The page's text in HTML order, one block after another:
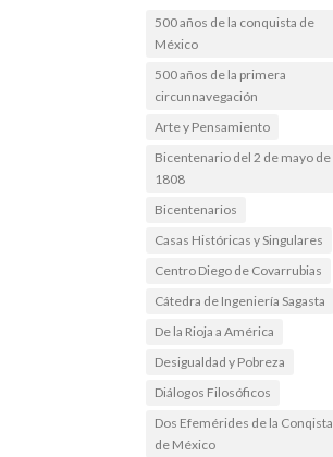
500 años de la conquista de
México
500 años de la primera
circunnavegación
Arte y Pensamiento
Bicentenario del 2 de mayo de
1808
Bicentenarios
Casas Históricas y Singulares
Centro Diego de Covarrubias
Cátedra de Ingeniería Sagasta
De la Rioja a América
Desigualdad y Pobreza
Diálogos Filosóficos
Dos Efemérides de la Conqista
de México